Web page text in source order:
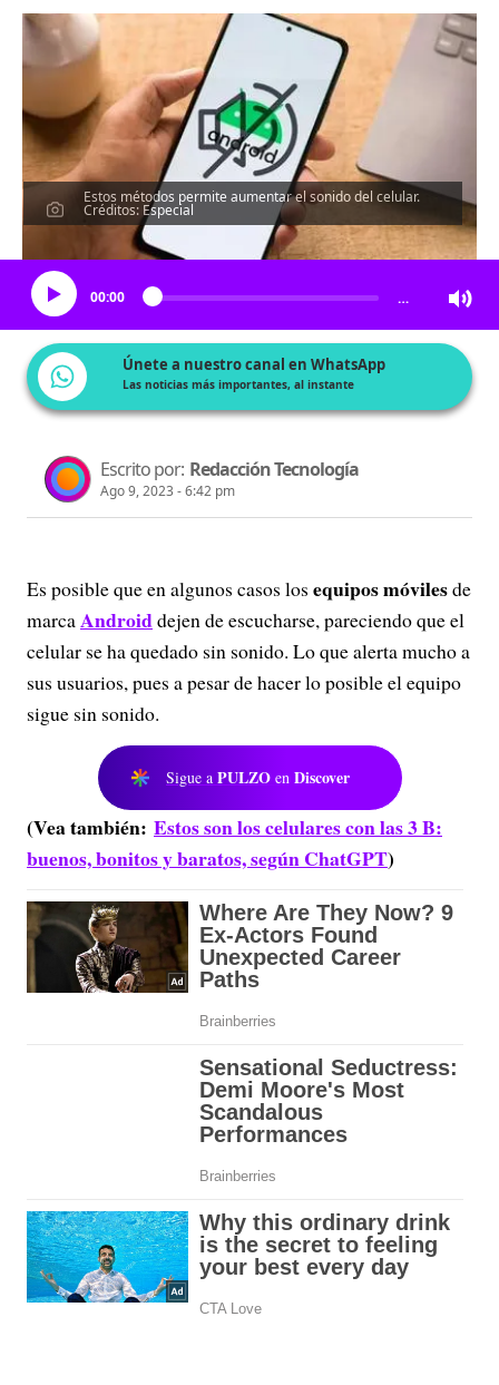
Estos métodos permite aumentar el sonido del celular.
Créditos: Especial
Escucha el artículo
00:00 …
Únete a nuestro canal en WhatsApp
Las noticias más importantes, al instante
Escrito por: Redacción Tecnología
Ago 9, 2023 - 6:42 pm
Es posible que en algunos casos los equipos móvilesde
marcaAndroiddejen de escucharse, pareciendo que el
celular se ha quedado sin sonido. Lo que alerta mucho a
sus usuarios, pues a pesar de hacer lo posible el equipo
sigue sin sonido.
Sigue a PULZO en Discover
(Vea también: Estos son los celulares con las 3 B:
buenos, bonitos y baratos, según ChatGPT)